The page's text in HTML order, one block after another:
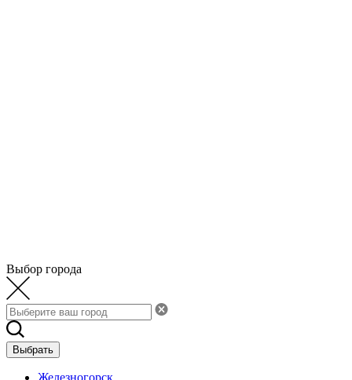
Выбор города
Выбрать
Железногорск